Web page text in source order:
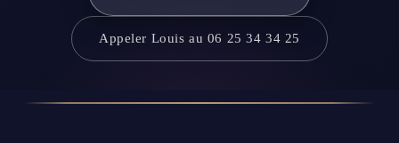
Appeler Louis au 06 25 34 34 25